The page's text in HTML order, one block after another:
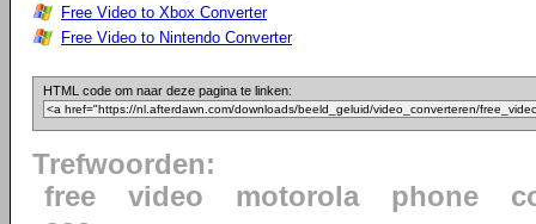
Free Video to Xbox Converter
Free Video to Nintendo Converter
HTML code om naar deze pagina te linken:
Trefwoorden:
free
video motorola phone